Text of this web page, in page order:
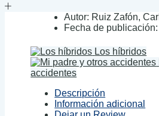
Autor: Ruiz Zafón,
Fecha de publicación:
Los híbridos
accidentes
Descripción
Información adicional